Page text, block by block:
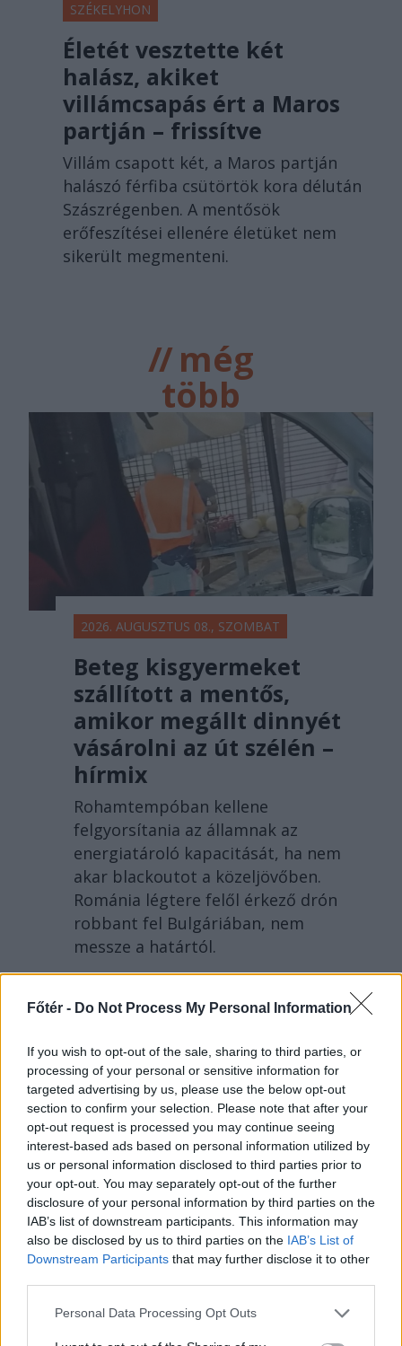
Főtér - Do Not Process My Personal Information
If you wish to opt-out of the sale, sharing to third parties, or
processing of your personal or sensitive information for
targeted advertising by us, please use the below opt-out
section to confirm your selection. Please note that after your
opt-out request is processed you may continue seeing
interest-based ads based on personal information utilized by
us or personal information disclosed to third parties prior to
your opt-out. You may separately opt-out of the further
disclosure of your personal information by third parties on the
IAB’s list of downstream participants. This information may
also be disclosed by us to third parties on the IAB’s List of
Downstream Participants that may further disclose it to other
Personal Data Processing Opt Outs
SZÉKELYHON
Életét vesztette két
halász, akiket
villámcsapás ért a Maros
partján – frissítve
Villám csapott két, a Maros partján
halászó férfiba csütörtök kora délután
Szászrégenben. A mentősök
erőfeszítései ellenére életüket nem
sikerült megmenteni.
//még
több
főtér.ro
2026. AUGUSZTUS 08., SZOMBAT
Beteg kisgyermeket
szállított a mentős,
amikor megállt dinnyét
vásárolni az út szélén –
hírmix
Rohamtempóban kellene
felgyorsítania az államnak az
energiatároló kapacitását, ha nem
akar blackoutot a közeljövőben.
Románia légtere felől érkező drón
robbant fel Bulgáriában, nem
messze a határtól.
2026. AUGUSZTUS 07., PÉNTEK
Több száz embert
verhetett át Untold-
kolozsvári férfi – hírek